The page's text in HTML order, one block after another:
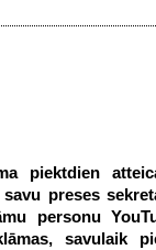
piektdien
preses
personu
savulaik